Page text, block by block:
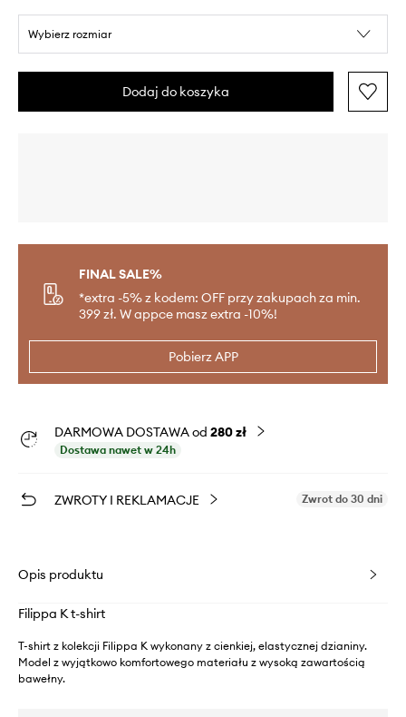
Wybierz rozmiar
Dodaj do koszyka
FINAL SALE%
*extra -5% z kodem: OFF przy zakupach za min.
399 zł. W appce masz extra -10%!
Pobierz APP
DARMOWA DOSTAWA od 280 zł
Dostawa nawet w 24h
ZWROTY I REKLAMACJE Zwrot do 30 dni
Opis produktu
Filippa K t-shirt
T-shirt z kolekcji Filippa K wykonany z cienkiej, elastycznej dzianiny.
Model z wyjątkowo komfortowego materiału z wysoką zawartością
bawełny.